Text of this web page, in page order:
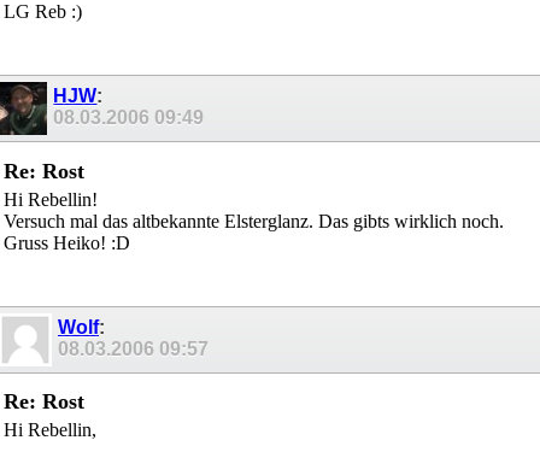
LG Reb :)
HJW:
08.03.2006 09:49
Re: Rost
Hi Rebellin!
Versuch mal das altbekannte Elsterglanz. Das gibts wirklich noch.
Gruss Heiko! :D
Wolf:
08.03.2006 09:57
Re: Rost
Hi Rebellin,